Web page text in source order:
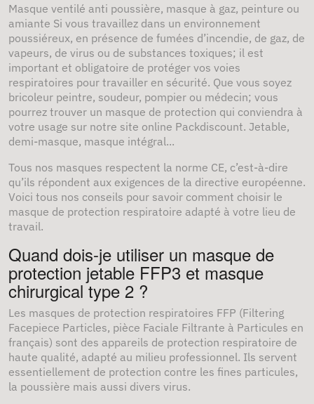
Masque ventilé anti poussière, masque à gaz, peinture ou
amiante Si vous travaillez dans un environnement
poussiéreux, en présence de fumées d’incendie, de gaz, de
vapeurs, de virus ou de substances toxiques; il est
important et obligatoire de protéger vos voies
respiratoires pour travailler en sécurité. Que vous soyez
bricoleur peintre, soudeur, pompier ou médecin; vous
pourrez trouver un masque de protection qui conviendra à
votre usage sur notre site online Packdiscount. Jetable,
demi-masque, masque intégral...
Tous nos masques respectent la norme CE, c’est-à-dire
qu’ils répondent aux exigences de la directive européenne.
Voici tous nos conseils pour savoir comment choisir le
masque de protection respiratoire adapté à votre lieu de
travail.
Quand dois-je utiliser un masque de
protection jetable FFP3 et masque
chirurgical type 2 ?
Les masques de protection respiratoires FFP (Filtering
Facepiece Particles, pièce Faciale Filtrante à Particules en
français) sont des appareils de protection respiratoire de
haute qualité, adapté au milieu professionnel. Ils servent
essentiellement de protection contre les fines particules,
la poussière mais aussi divers virus.